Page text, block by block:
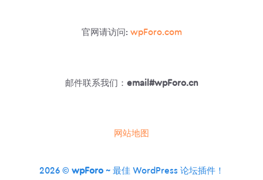
官网请访问: wpForo.com
邮件联系我们： email#wpForo.cn
网站地图
2026 © wpForo~ 最佳 WordPress 论坛插件！